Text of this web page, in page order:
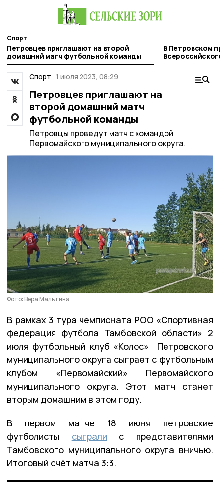
Спорт
Петровцев приглашают на второй
домашний матч футбольной команды
В Петровском
спорта»
Спорт 1 июля 2023, 08:29
Петровцев приглашают на
второй домашний матч
футбольной команды
Петровцы проведут матч с командой
Первомайского муниципального округа.
Фото: Вера Малыгина
В рамках 3 тура чемпионата РОО «Спортивная
федерация футбола Тамбовской области» 2
июля футбольный клуб «Колос» Петровского
муниципального округа сыграет с футбольным
клубом «Первомайский» Первомайского
муниципального округа. Этот матч станет
вторым домашним в этом году.
В первом матче 18 июня петровские
футболисты сыграли с представителями
Тамбовского муниципального округа вничью.
Итоговый счёт матча 3:3.